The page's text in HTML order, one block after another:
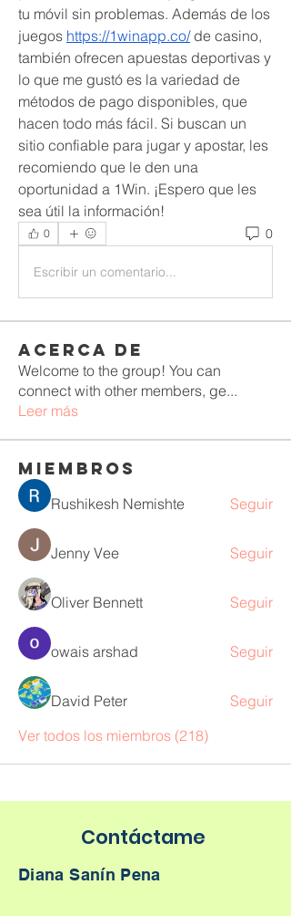
tu móvil sin problemas. Además de los
juegos https://1winapp.co/ de casino,
también ofrecen apuestas deportivas y
lo que me gustó es la variedad de
métodos de pago disponibles, que
hacen todo más fácil. Si buscan un
sitio confiable para jugar y apostar, les
recomiendo que le den una
oportunidad a 1Win. ¡Espero que les
sea útil la información!
0 0
Escribir un comentario...
Acerca de
Welcome to the group! You can
connect with other members, ge...
Leer más
Miembros
Rushikesh Nemishte Seguir
Jenny Vee Seguir
Oliver Bennett Seguir
owais arshad Seguir
David Peter
Seguir
Ver todos los miembros (218)
Contáctame
Diana Sanín Pena